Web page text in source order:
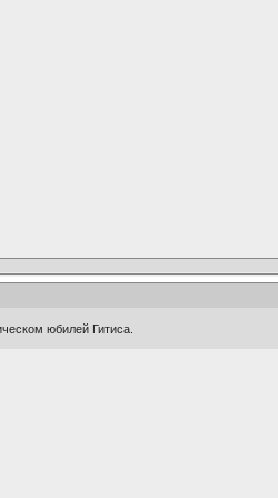
юбилей Гитиса.